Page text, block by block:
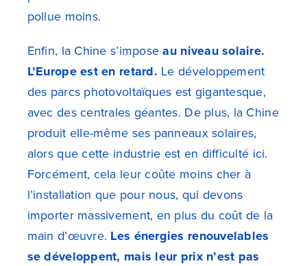
pollue moins.
Enfin, la Chine s’imposeau niveau solaire.
L’Europe est en retard. Le développement
des parcs photovoltaïques est gigantesque,
avec des centrales géantes. De plus, la Chine
produit elle-même ses panneaux solaires,
alors que cette industrie est en difficulté ici.
Forcément, cela leur coûte moins cher à
l’installation que pour nous, qui devons
importer massivement, en plus du coût de la
main d’œuvre. Les énergies renouvelables
se développent, mais leur prix n’est pas